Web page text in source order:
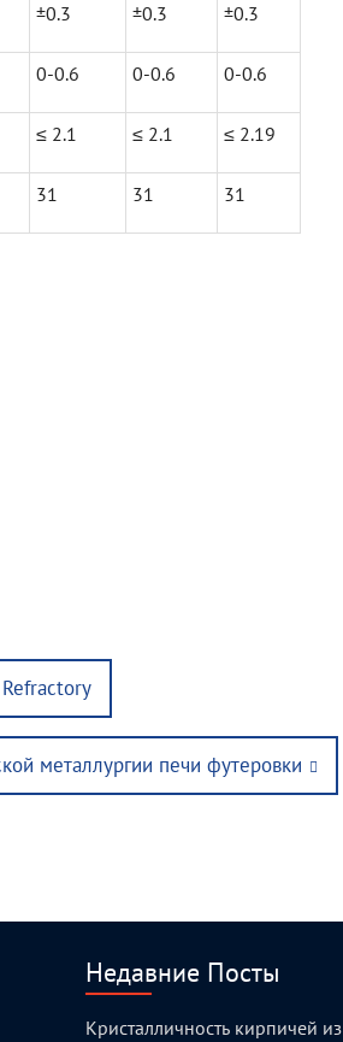
±0.3 ±0.3 ±0.3
0-0.6 0-0.6 0-0.6
≤ 2.1 ≤ 2.1 ≤ 2.19
31 31 31
металлургии печи футеровки
Недавние Посты
Кристалличность кирпичей из